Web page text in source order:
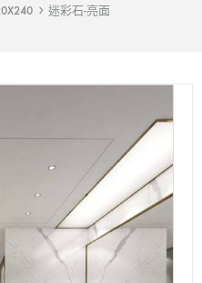
迷彩石-亮面